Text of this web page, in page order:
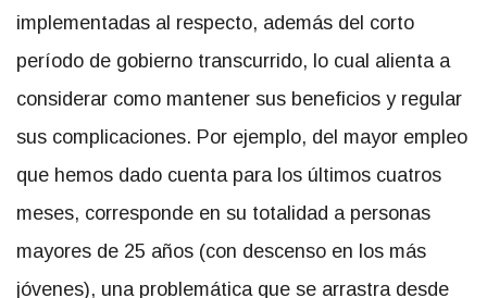
implementadas al respecto, además del corto
período de gobierno transcurrido, lo cual alienta a
considerar como mantener sus beneficios y regular
sus complicaciones. Por ejemplo, del mayor empleo
que hemos dado cuenta para los últimos cuatros
meses, corresponde en su totalidad a personas
mayores de 25 años (con descenso en los más
jóvenes), una problemática que se arrastra desde